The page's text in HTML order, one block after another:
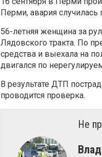
Перми, авария
56-летняя женщина за
Лядовского тракта. По
средства и выехала на
двигался по
В результате ДТП
проводится проверка.
Не